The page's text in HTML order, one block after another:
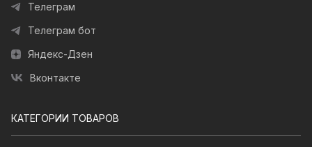
Телеграм
Телеграм бот
Яндекс-Дзен
Вконтакте
КАТЕГОРИИ ТОВАРОВ